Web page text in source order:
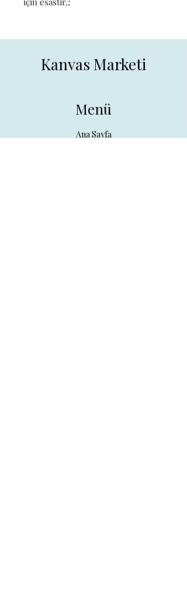
Kanvas Marketi
Menü
Ana Sayfa